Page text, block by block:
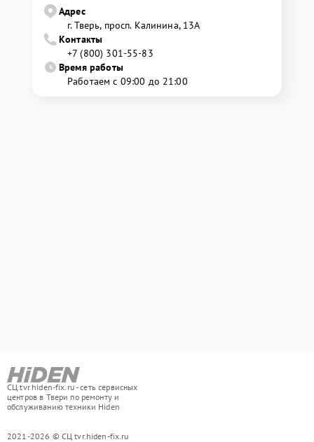
Адрес
г. Тверь, просп. Калинина, 13А
Контакты
+7 (800) 301-55-83
Время работы
Работаем с 09:00 до 21:00
СЦ tvr.hiden-fix.ru - сеть сервисных
центров в Твери по ремонту и
обслуживанию техники Hiden
2021-2026 © СЦ tvr.hiden-fix.ru